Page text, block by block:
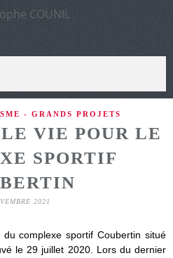
- GRANDS PROJETS
VIE POUR LE
SPORTIF
2021
complexe sportif Coubertin situé
le 29 juillet 2020. Lors du dernier